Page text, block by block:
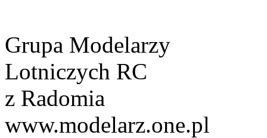
Grupa Modelarzy
Lotniczych RC
z Radomia
www.modelarz.one.pl